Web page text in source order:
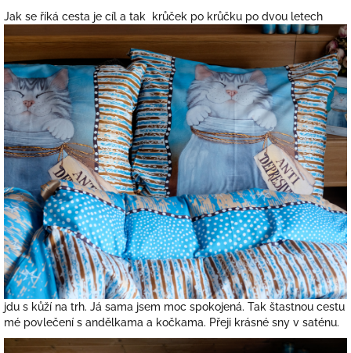
Jak se říká cesta je cíl a tak krůček po krůčku po dvou letech
jdu s kůží na trh. Já sama jsem moc spokojená. Tak štastnou cestu
mé povlečení s andělkama a kočkama. Přeji krásné sny v saténu.